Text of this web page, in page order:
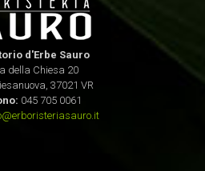
d'Erbe Sauro
della Chiesa 20
37021 VR
045 705 0061